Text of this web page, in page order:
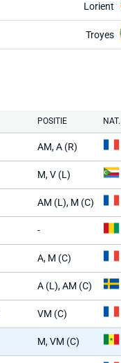
Lorient
Troyes
POSITIE NAT.
AM, A (R)
M, V (L)
AM (L), M (C)
-
A, M (C)
A (L), AM (C)
VM (C)
M, VM (C)